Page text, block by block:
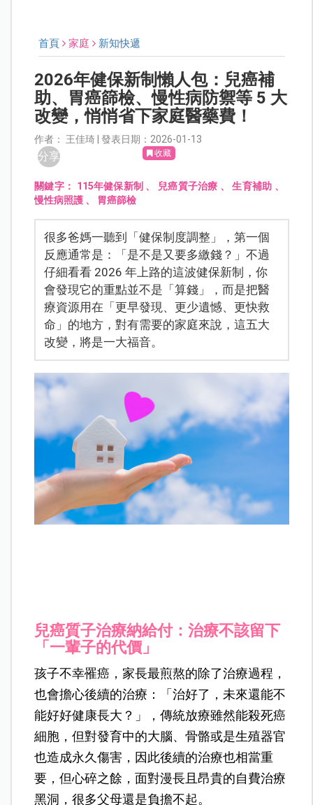
首頁 家庭 新知快遞
2026年健保新制懶人包：兒癌補
助、胃癌篩檢、慢性病防禦等 5 大
改變，悄悄省下家庭醫藥費！
作者： 王佳琦 | 發表日期：2026-01-13
分享 收藏
關鍵字： 115年健保新制 、 兒癌質子治療 、生育補助 、
慢性病照護 、 胃癌篩檢
很多爸媽一聽到「健保制度調整」，第一個
反應通常是：「是不是又要多繳錢？」不過
仔細看看 2026 年上路的這波健保新制，你
會發現它的重點並不是「算錢」，而是把醫
療資源用在「更早發現、更少遺憾、更快救
命」的地方，對有需要的家庭來說，這五大
改變，將是一大福音。
兒癌質子治療納給付：治療不該留下
「一輩子的代價」
孩子不幸罹癌，家長最煎熬的除了治療過程，
也會擔心後續的治療：
「治好了，未來還能不
能好好健康長大？」，傳統放療雖然能殺死癌
細胞，但對發育中的大腦、骨骼或是生殖器官
也造成永久傷害，因此後續的治療也相當重
要，但心碎之餘，面對漫長且昂貴的自費治療
黑洞，很多父母還是負擔不起。